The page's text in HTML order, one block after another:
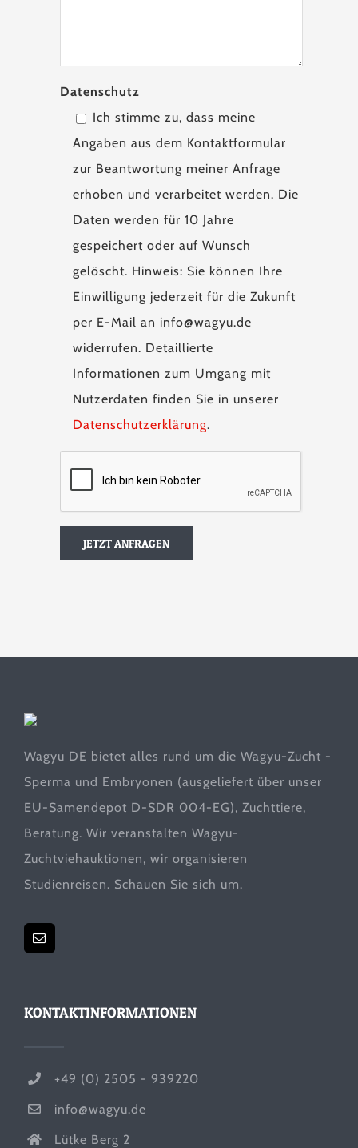
Datenschutz
Ich stimme zu, dass meine
Angaben aus dem Kontaktformular
zur Beantwortung meiner Anfrage
erhoben und verarbeitet werden. Die
Daten werden für 10 Jahre
gespeichert oder auf Wunsch
gelöscht. Hinweis: Sie können Ihre
Einwilligung jederzeit für die Zukunft
per E-Mail an info@wagyu.de
widerrufen. Detaillierte
Informationen zum Umgang mit
Nutzerdaten finden Sie in unserer
Datenschutzerklärung.
Wagyu DE bietet alles rund um die Wagyu-Zucht -
Sperma und Embryonen (ausgeliefert über unser
EU-Samendepot D-SDR 004-EG), Zuchttiere,
Beratung. Wir veranstalten Wagyu-
Zuchtviehauktionen, wir organisieren
Studienreisen. Schauen Sie sich um.
KONTAKTINFORMATIONEN
+49 (0) 2505 - 939220
info@wagyu.de
Lütke Berg 2